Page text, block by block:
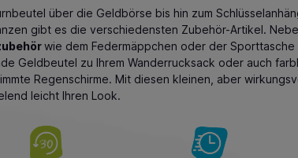
über die Geldbörse bis hin zum
gibt es die verschiedensten Zubehör-Artikel.
wie dem Federmäppchen oder der Sporttasche
Geldbeutel zu Ihrem Wanderrucksack oder auch
Regenschirme. Mit diesen kleinen, aber
leicht Ihren Look.